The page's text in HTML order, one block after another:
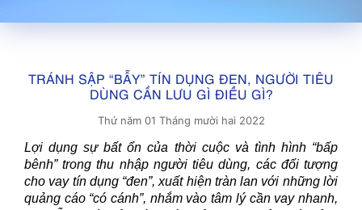
TRÁNH SẬP “BẪY” TÍN DỤNG ĐEN, NGƯỜI TIÊU
DÙNG CẦN LƯU GÌ ĐIỀU GÌ?
Thứ năm 01 Tháng mười hai 2022
Lợi dụng sự bất ổn của thời cuộc và tình hình “bấp
bênh” trong thu nhập người tiêu dùng, các đối tượng
cho vay tín dụng “đen”, xuất hiện tràn lan với những lời
quảng cáo “có cánh”, nhắm vào tâm lý cần vay nhanh,